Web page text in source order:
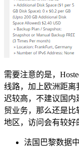
需要注意的是，
线路，加上欧洲距离
迟较高，不建议国内
贸业务，那么还是
地区，访问会有较好
法国巴黎数据